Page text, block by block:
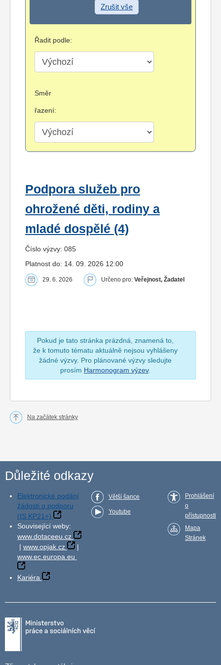
Zrušit vše
Řadit podle:
Směr
řazení:
Podpora služeb pro
ohrožené děti, rodiny a
mladé dospělé (4)
Číslo výzvy: 085
Platnost do: 14. 09. 2026 12:00
29. 6. 2026 Určeno pro: Veřejnost, Žadatel
Pokud je tato stránka prázdná, znamená to,
že k tomuto tématu aktuálně nejsou vyhlášeny
žádné výzvy. Pro plánované výzvy sledujte
prosím Harmonogram výzev.
Na začátek stránky
Důležité odkazy
Elektronické podání
žádosti o podporu
(IS KP21+)
Související weby:
www.dotaceeu.cz
| www.opjak.cz
|
www.ec.europa.eu
Kariéra
Větší šance
Youtube
Prohlášení
o
přístupnosti
Mapa
Stránek